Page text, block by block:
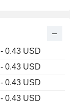
0.43 USD
0.43 USD
0.43 USD
0.43 USD